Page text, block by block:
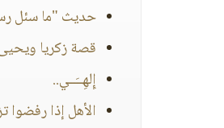
حديث "ما سئل
قصة زكريا ويحيى
إِلهِــَــي..
الأهل إذا